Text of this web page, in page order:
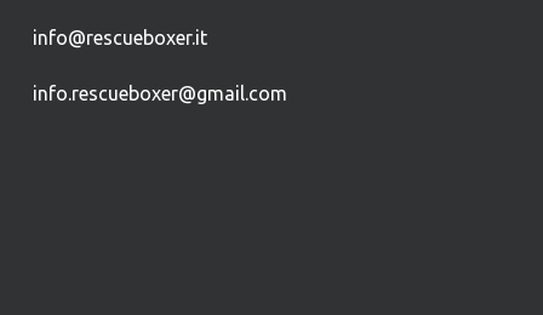
info@rescueboxer.it
info.rescueboxer@gmail.com